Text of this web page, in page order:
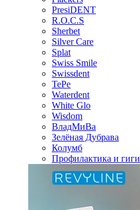
PresiDENT
R.O.C.S
Sherbet
Silver Care
Splat
Swiss Smile
Swissdent
TePe
Waterdent
White Glo
Wisdom
ВладМиВа
Зелёная Дубрава
Колумб
Профилактика и